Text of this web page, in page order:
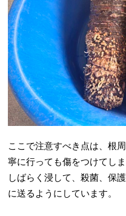
ここで注意すべき点は、根
寧に行っても傷をつけてし
しばらく浸して、殺菌、保
に送るようにしています。